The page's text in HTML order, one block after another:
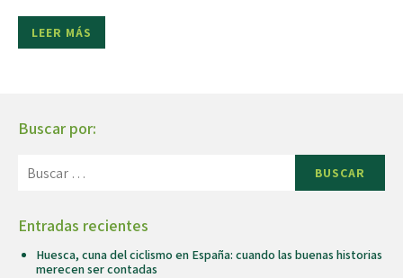
LEER MÁS
Buscar por:
BUSCAR
Entradas recientes
Huesca, cuna del ciclismo en España: cuando las buenas historias
merecen ser contadas